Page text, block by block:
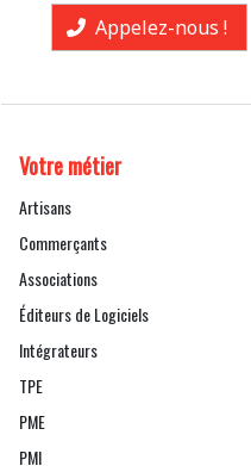
Appelez-nous !
Votre métier
Artisans
Commerçants
Associations
Éditeurs de Logiciels
Intégrateurs
TPE
PME
PMI